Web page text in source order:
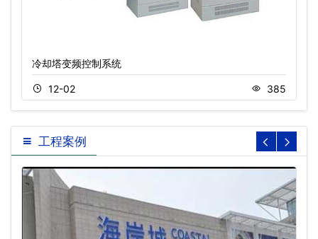
冷却塔变频控制系统
12-02 385
工程案例